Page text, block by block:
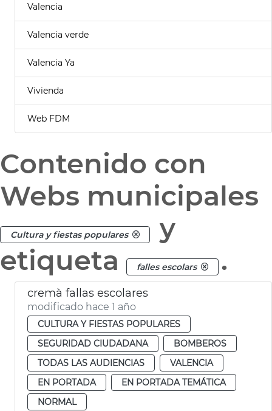
Valencia
Valencia verde
Valencia Ya
Vivienda
Web FDM
Contenido con
Webs municipales
Cultura y fiestas populares
y
etiqueta
falles escolars .
cremà fallas escolares
modificado hace 1 año
CULTURA Y FIESTAS POPULARES
SEGURIDAD CIUDADANA
BOMBEROS
TODAS LAS AUDIENCIAS
VALENCIA
EN PORTADA
EN PORTADA TEMÁTICA
NORMAL